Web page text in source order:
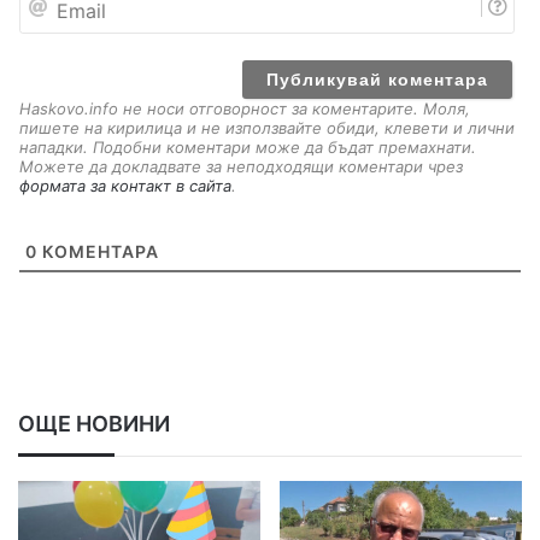
a
Haskovo.info не носи отговорност за коментарите. Моля,
пишете на кирилица и не използвайте обиди, клевети и лични
нападки. Подобни коментари може да бъдат премахнати.
Можете да докладвате за неподходящи коментари чрез
формата за контакт в сайта.
0 КОМЕНТАРА
ОЩЕ НОВИНИ